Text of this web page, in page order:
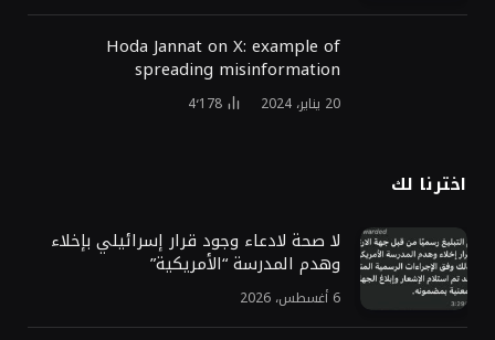
Hoda Jannat on X: example of
spreading misinformation
20 يناير، 2024 4٬178
اخترنا لك
لا صحة لادعاء وجود قرار إسرائيلي بإخلاء
وهدم المدرسة “الأمريكية”
6 أغسطس، 2026